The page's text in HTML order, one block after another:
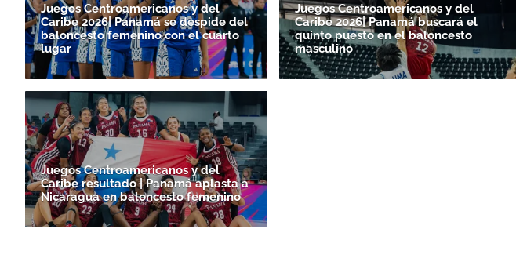
Juegos Centroamericanos y del
Caribe 2026| Panamá se despide del
baloncesto femenino con el cuarto
lugar
Juegos Centroamericanos y del
Caribe 2026| Panamá buscará el
quinto puesto en el baloncesto
masculino
Juegos Centroamericanos y del
Caribe resultado | Panamá aplasta a
Nicaragua en baloncesto femenino